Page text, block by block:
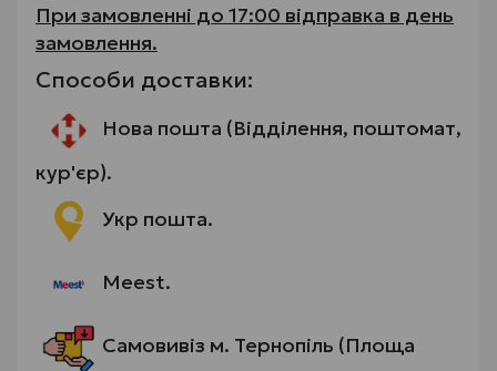
При замовленні до 17:00 відправка в день
замовлення.
Способи доставки:
Нова пошта (Відділення, поштомат,
кур'єр).
Укр пошта.
Meest.
Самовивіз м. Тернопіль (Площа